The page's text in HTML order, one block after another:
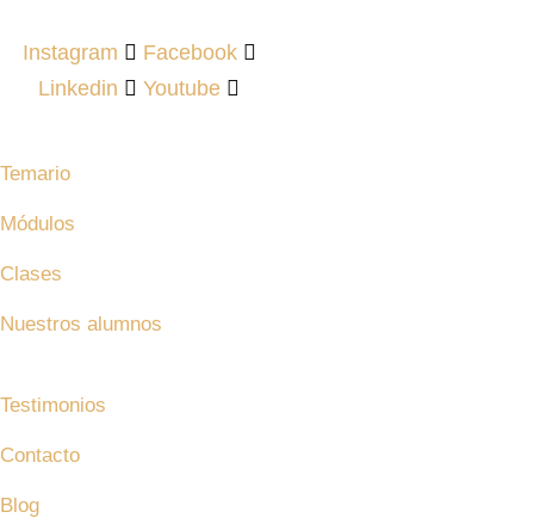
Instagram
Facebook
Linkedin
Youtube
Temario
Módulos
Clases
Nuestros alumnos
Testimonios
Contacto
Blog